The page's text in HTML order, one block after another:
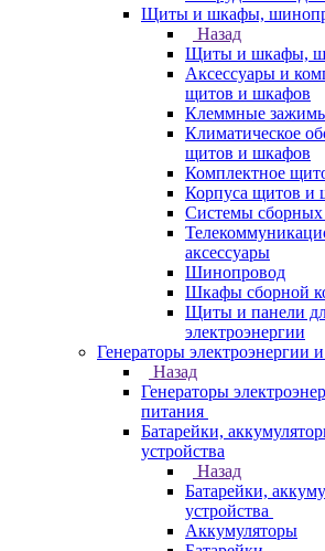
Щиты и шкафы,
Назад
Щиты и шкафы,
Аксессуары и
щитов и шкафов
Клеммные
Климатическое
щитов и шкафов
Комплектное
Корпуса щитов и
Системы
аксессуары
Шинопровод
Шкафы сборной
Щиты и панели
электроэнергии
Генераторы электроэнергии
Назад
Генераторы
питания
Батарейки,
устройства
Назад
Батарейки,
устройства
Аккумуляторы